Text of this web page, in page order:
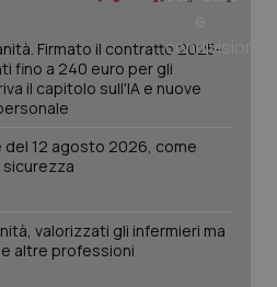
Firmato il contratto 2025-
fino a 240 euro per gli
il capitolo sull'IA e nuove
del 12 agosto 2026, come
sicurezza
valorizzati gli infermieri ma
altre professioni
Google LLC
.quotidianosanita.it